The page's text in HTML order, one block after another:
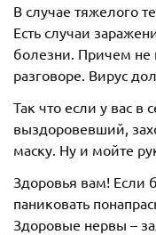
В случае тяжелого
Есть случаи
болезни. Причем не
разговоре. Вирус
Так что если у вас в
выздоровевший,
маску. Ну и мойте
Здоровья вам! Если
паниковать
Здоровые нервы –